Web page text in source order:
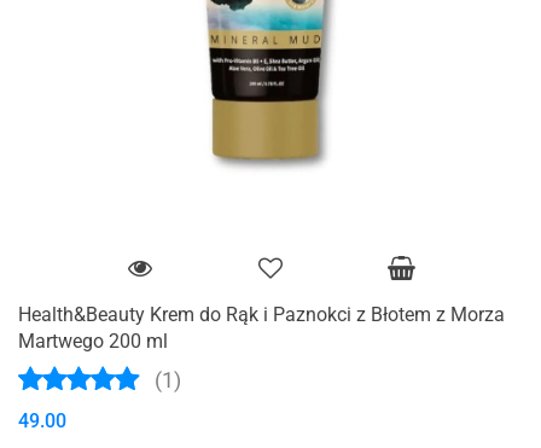
Health&Beauty Krem do Rąk i Paznokci z Błotem z Morza
Martwego 200 ml
(1)
49.00